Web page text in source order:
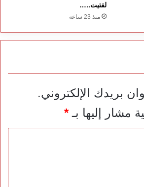
لفتيت..…
منذ 23 ساعة
بريدك الإلكتروني.
مشار إليها بـ*